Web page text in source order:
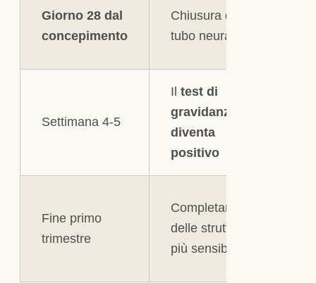
Giorno 28 dal
concepimento
Chiusura del
tubo neurale
Settimana 4-5
Il test di
gravidanza
diventa
positivo
Fine primo
trimestre
Completamento
delle strutture
più sensibili